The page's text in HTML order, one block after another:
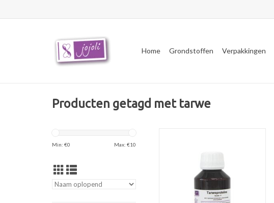
Home Grondstoffen Verpakkingen
Producten getagd met tarwe
Min: €0 Max: €10
beschadigd haar en vormt een dun
haar glad (glanzend) en beter
rijpe droge huid en gespleten